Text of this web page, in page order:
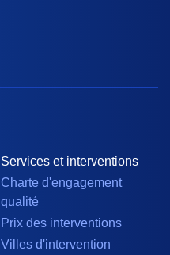
Services et interventions
Charte d'engagement
qualité
Prix des interventions
Villes d'intervention